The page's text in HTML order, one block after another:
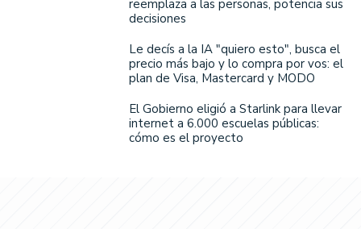
reemplaza a las personas, potencia sus
decisiones
Le decís a la IA "quiero esto", busca el
precio más bajo y lo compra por vos: el
plan de Visa, Mastercard y MODO
El Gobierno eligió a Starlink para llevar
internet a 6.000 escuelas públicas:
cómo es el proyecto